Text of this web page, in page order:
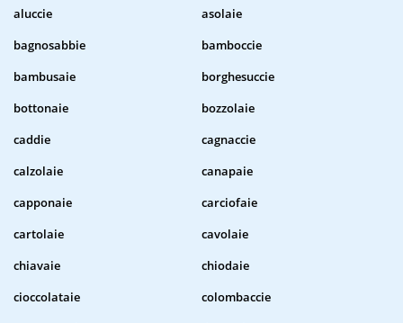
aluccie
asolaie
bagnosabbie
bamboccie
bambusaie
borghesuccie
bottonaie
bozzolaie
caddie
cagnaccie
calzolaie
canapaie
capponaie
carciofaie
cartolaie
cavolaie
chiavaie
chiodaie
cioccolataie
colombaccie